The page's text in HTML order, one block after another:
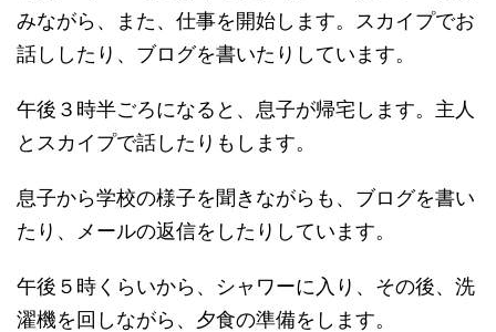
みながら、また、仕事を開始します。スカイプでお
話ししたり、ブログを書いたりしています。
午後３時半ごろになると、息子が帰宅します。主人
とスカイプで話したりもします。
息子から学校の様子を聞きながらも、ブログを書い
たり、メールの返信をしたりしています。
午後５時くらいから、シャワーに入り、その後、洗
濯機を回しながら、夕食の準備をします。